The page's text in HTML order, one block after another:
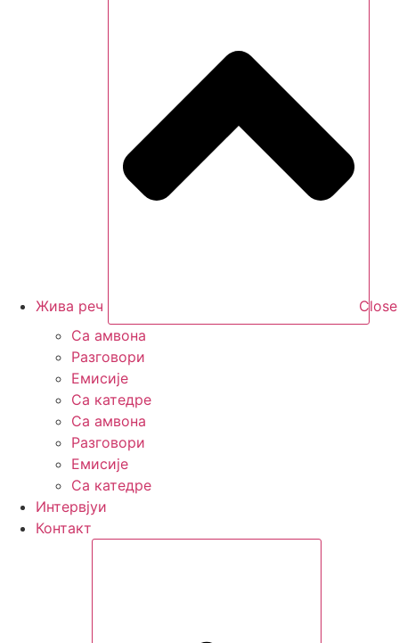
Жива реч
Са амвона
Разговори
Емисије
Са катедре
Са амвона
Разговори
Емисије
Са катедре
Интервјуи
Контакт